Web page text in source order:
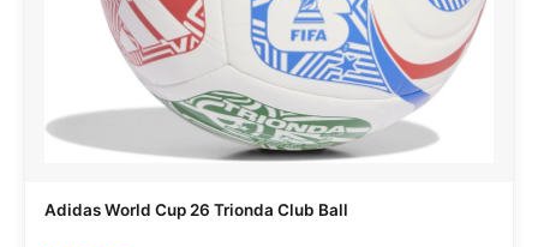
Adidas World Cup 26 Trionda Club Ball